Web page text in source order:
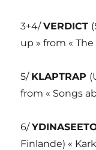
3+4/VERDICT
up » from « The
5/ KLAPTRAP
from « Songs
6/
Finlande) «